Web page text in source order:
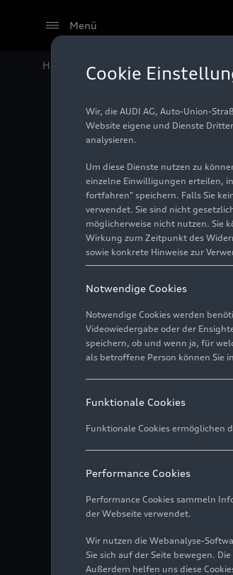
Menü
Home Audi Media Center Fotos
Foto
Cookie
Wir, die AUDI AG, Auto-Union-
Website eigene und Dienste
analysieren.
Um diese Dienste nutzen zu
einzelne Einwilligungen erteilen,
fortfahren" speichern. Falls Sie
verwendet. Sie sind nicht
möglicherweise nicht nutzen. Sie
Wirkung zum Zeitpunkt des
sowie konkrete Hinweise zur
Notwendige Cookies
Notwendige Cookies werden
Videowiedergabe oder der
speichern, ob und wenn ja, für
als betroffene Person können Sie
Funktionale Cookies
Funktionale Cookies ermöglichen
Performance Cookies
Performance Cookies sammeln
der Webseite verwendet.
Wir nutzen die Webanalyse-
Sie sich auf der Seite bewegen.
Außerdem helfen uns diese